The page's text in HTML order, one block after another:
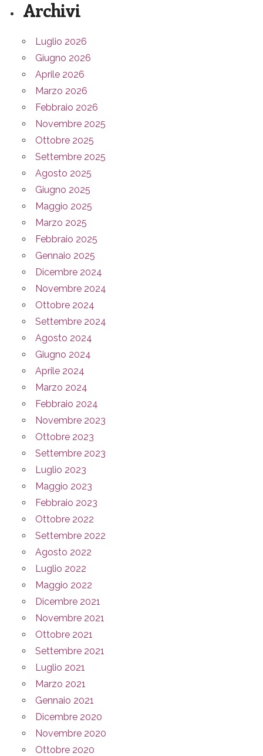
Archivi
Luglio 2026
Giugno 2026
Aprile 2026
Marzo 2026
Febbraio 2026
Novembre 2025
Ottobre 2025
Settembre 2025
Agosto 2025
Giugno 2025
Maggio 2025
Marzo 2025
Febbraio 2025
Gennaio 2025
Dicembre 2024
Novembre 2024
Ottobre 2024
Settembre 2024
Agosto 2024
Giugno 2024
Aprile 2024
Marzo 2024
Febbraio 2024
Novembre 2023
Ottobre 2023
Settembre 2023
Luglio 2023
Maggio 2023
Febbraio 2023
Ottobre 2022
Settembre 2022
Agosto 2022
Luglio 2022
Maggio 2022
Dicembre 2021
Novembre 2021
Ottobre 2021
Settembre 2021
Luglio 2021
Marzo 2021
Gennaio 2021
Dicembre 2020
Novembre 2020
Ottobre 2020